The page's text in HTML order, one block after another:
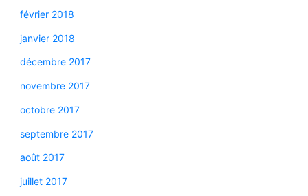
février 2018
janvier 2018
décembre 2017
novembre 2017
octobre 2017
septembre 2017
août 2017
juillet 2017